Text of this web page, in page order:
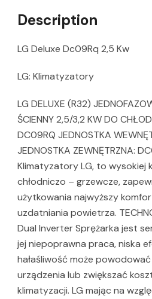
Description
LG Deluxe Dc09Rq 2,5 Kw
LG: Klimatyzatory
LG DELUXE (R32)
ŚCIENNY 2,5/3,2 KW DO
DC09RQ JEDNOSTKA
JEDNOSTKA ZEWNĘTRZNA:
Klimatyzatory LG, to wysokiej
chłodniczo – grzewcze,
użytkowania najwyższy
uzdatniania powietrza.
Dual Inverter Sprężarka jest
jej niepoprawna praca, niska
hałaśliwość może
urządzenia lub zwiększać
klimatyzacji. LG mając na